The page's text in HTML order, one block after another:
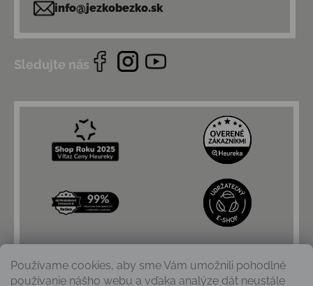
Používame cookies, aby sme Vám umožnili pohodlné
používanie nášho webu a vďaka analýze dát neustále
info@jezkobezko.sk
Sledujte nás